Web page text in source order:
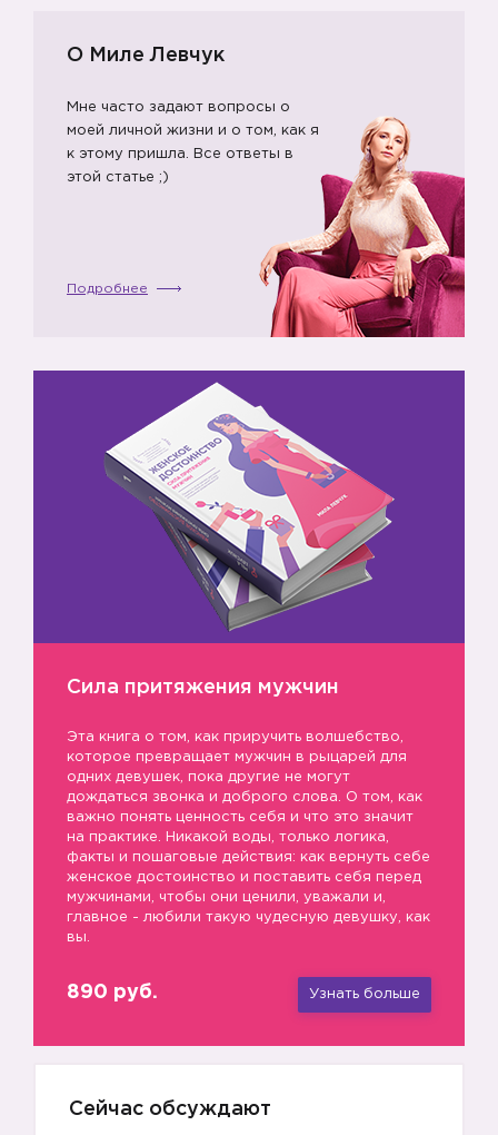
7️⃣
8️⃣
О Миле Левчук
Мне часто задают вопросы о
моей личной жизни и о том, как я
к этому пришла. Все ответы в
этой статье ;)
Подробнее
Сила притяжения мужчин
Эта книга о том, как приручить волшебство,
которое превращает мужчин в рыцарей для
одних девушек, пока другие не могут
дождаться звонка и доброго слова. О том, как
важно понять ценность себя и что это значит
на практике. Никакой воды, только логика,
факты и пошаговые действия: как вернуть себе
женское достоинство и поставить себя перед
мужчинами, чтобы они ценили, уважали и,
главное - любили такую чудесную девушку, как
вы.
890 руб. Узнать больше
Сейчас обсуждают